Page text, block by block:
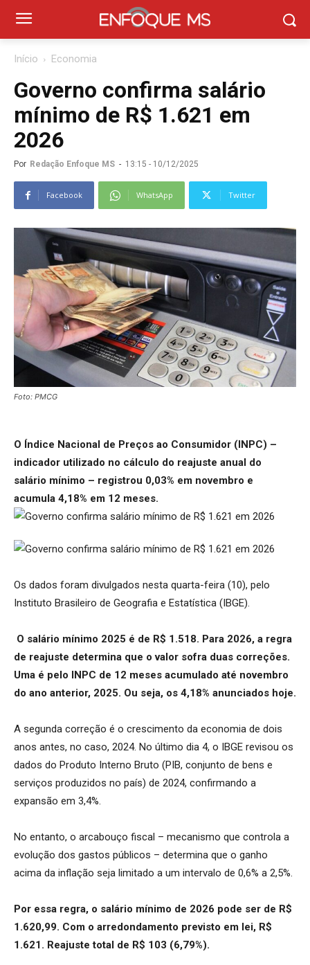
Início Economia
Governo confirma salário
mínimo de R$ 1.621 em
2026
Por Redação Enfoque MS - 13:15 - 10/12/2025
Facebook WhatsApp Twitter
Foto: PMCG
O Índice Nacional de Preços ao Consumidor (INPC) –
indicador utilizado no cálculo do reajuste anual do
salário mínimo – registrou 0,03% em novembro e
acumula 4,18% em 12 meses.
Os dados foram divulgados nesta quarta-feira (10), pelo
Instituto Brasileiro de Geografia e Estatística (IBGE).
O salário mínimo 2025 é de R$ 1.518. Para 2026, a regra
de reajuste determina que o valor sofra duas correções.
Uma é pelo INPC de 12 meses acumulado até novembro
do ano anterior, 2025. Ou seja, os 4,18% anunciados hoje.
A segunda correção é o crescimento da economia de dois
anos antes, no caso, 2024. No último dia 4, o IBGE revisou os
dados do Produto Interno Bruto (PIB, conjunto de bens e
serviços produzidos no país) de 2024, confirmando a
expansão em 3,4%.
No entanto, o arcabouço fiscal – mecanismo que controla a
evolução dos gastos públicos – determina que o ganho
acima da inflação seja limitado a um intervalo de 0,6% a 2,5%.
Por essa regra, o salário mínimo de 2026 pode ser de R$
1.620,99. Com o arredondamento previsto em lei, R$
1.621. Reajuste total de R$ 103 (6,79%).